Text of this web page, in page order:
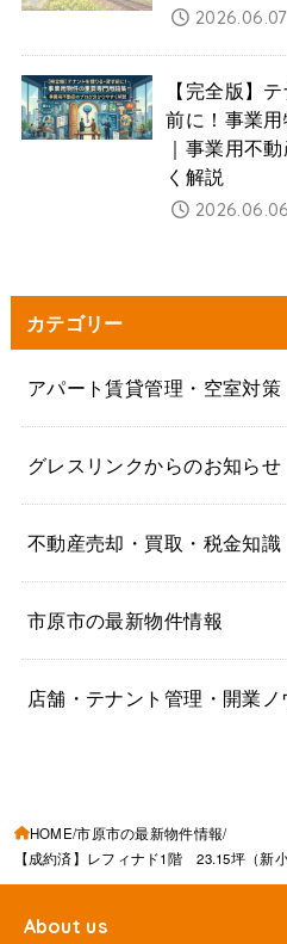
2026.06.07
【完全版】
前に！事業
｜事業用不
く解説
2026.06.06
カテゴリー
アパート賃貸管理・空室対策
グレスリンクからのお知らせ
不動産売却・買取・税金知識
市原市の最新物件情報
店舗・テナント管理・開業ノ
HOME 市原市の最新物件情報
【成約済】レフィナド1階 23.15坪（新
About us